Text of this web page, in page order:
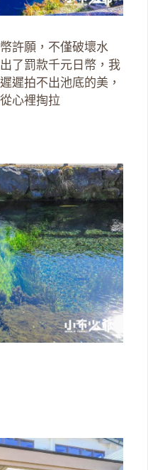
許願，不僅破壞水
了罰款千元日幣，我
遲拍不出池底的美，
心裡掏拉